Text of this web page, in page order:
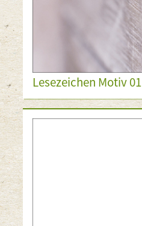
Lesezeichen Motiv 01